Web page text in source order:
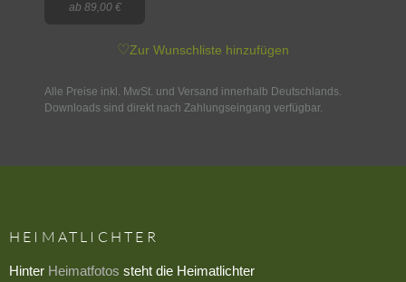
ab 89,00 €
♡Zur Wunschliste hinzufügen
Alle Preise inkl. MwSt. und Versand innerhalb Deutschlands.
Downloads sind direkt nach Zahlungseingang verfügbar.
HEIMATLICHTER
Hinter Heimatfotos steht die Heimatlichter